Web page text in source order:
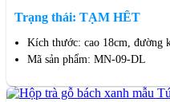
Trạng thái: TẠM HẾT
Kích thước: cao 18cm, đường
Mã sản phẩm: MN-09-DL